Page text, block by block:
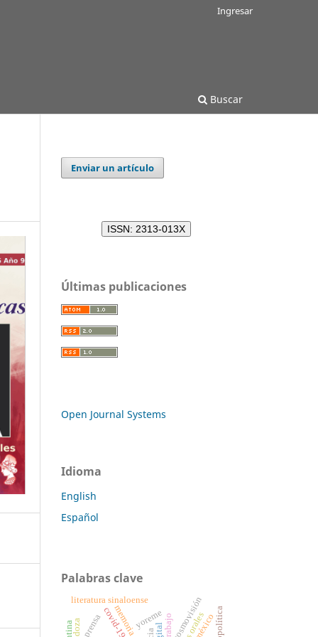
Buscar
Ingresar
Enviar un artículo
ISSN: 2313-013X
Últimas publicaciones
Open Journal Systems
Idioma
English
Español
Palabras clave
covid-19
literatura sinaloense
memoriayoreme cosmovisión biopolítica
prensa